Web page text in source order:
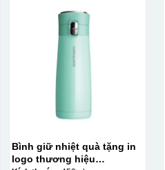
Bình giữ nhiệt quà tặng in
logo thương hiệu